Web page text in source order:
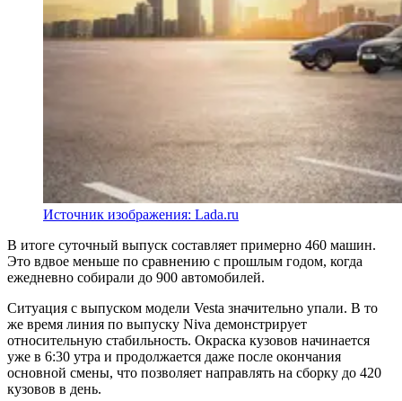
Источник изображения: Lada.ru
В итоге суточный выпуск составляет примерно 460 машин.
Это вдвое меньше по сравнению с прошлым годом, когда
ежедневно собирали до 900 автомобилей.
Ситуация с выпуском модели Vesta значительно упали. В то
же время линия по выпуску Niva демонстрирует
относительную стабильность. Окраска кузовов начинается
уже в 6:30 утра и продолжается даже после окончания
основной смены, что позволяет направлять на сборку до 420
кузовов в день.